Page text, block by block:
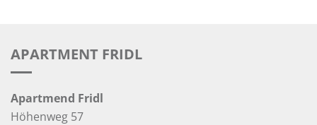
APARTMENT FRIDL
Apartmend Fridl
Höhenweg 57